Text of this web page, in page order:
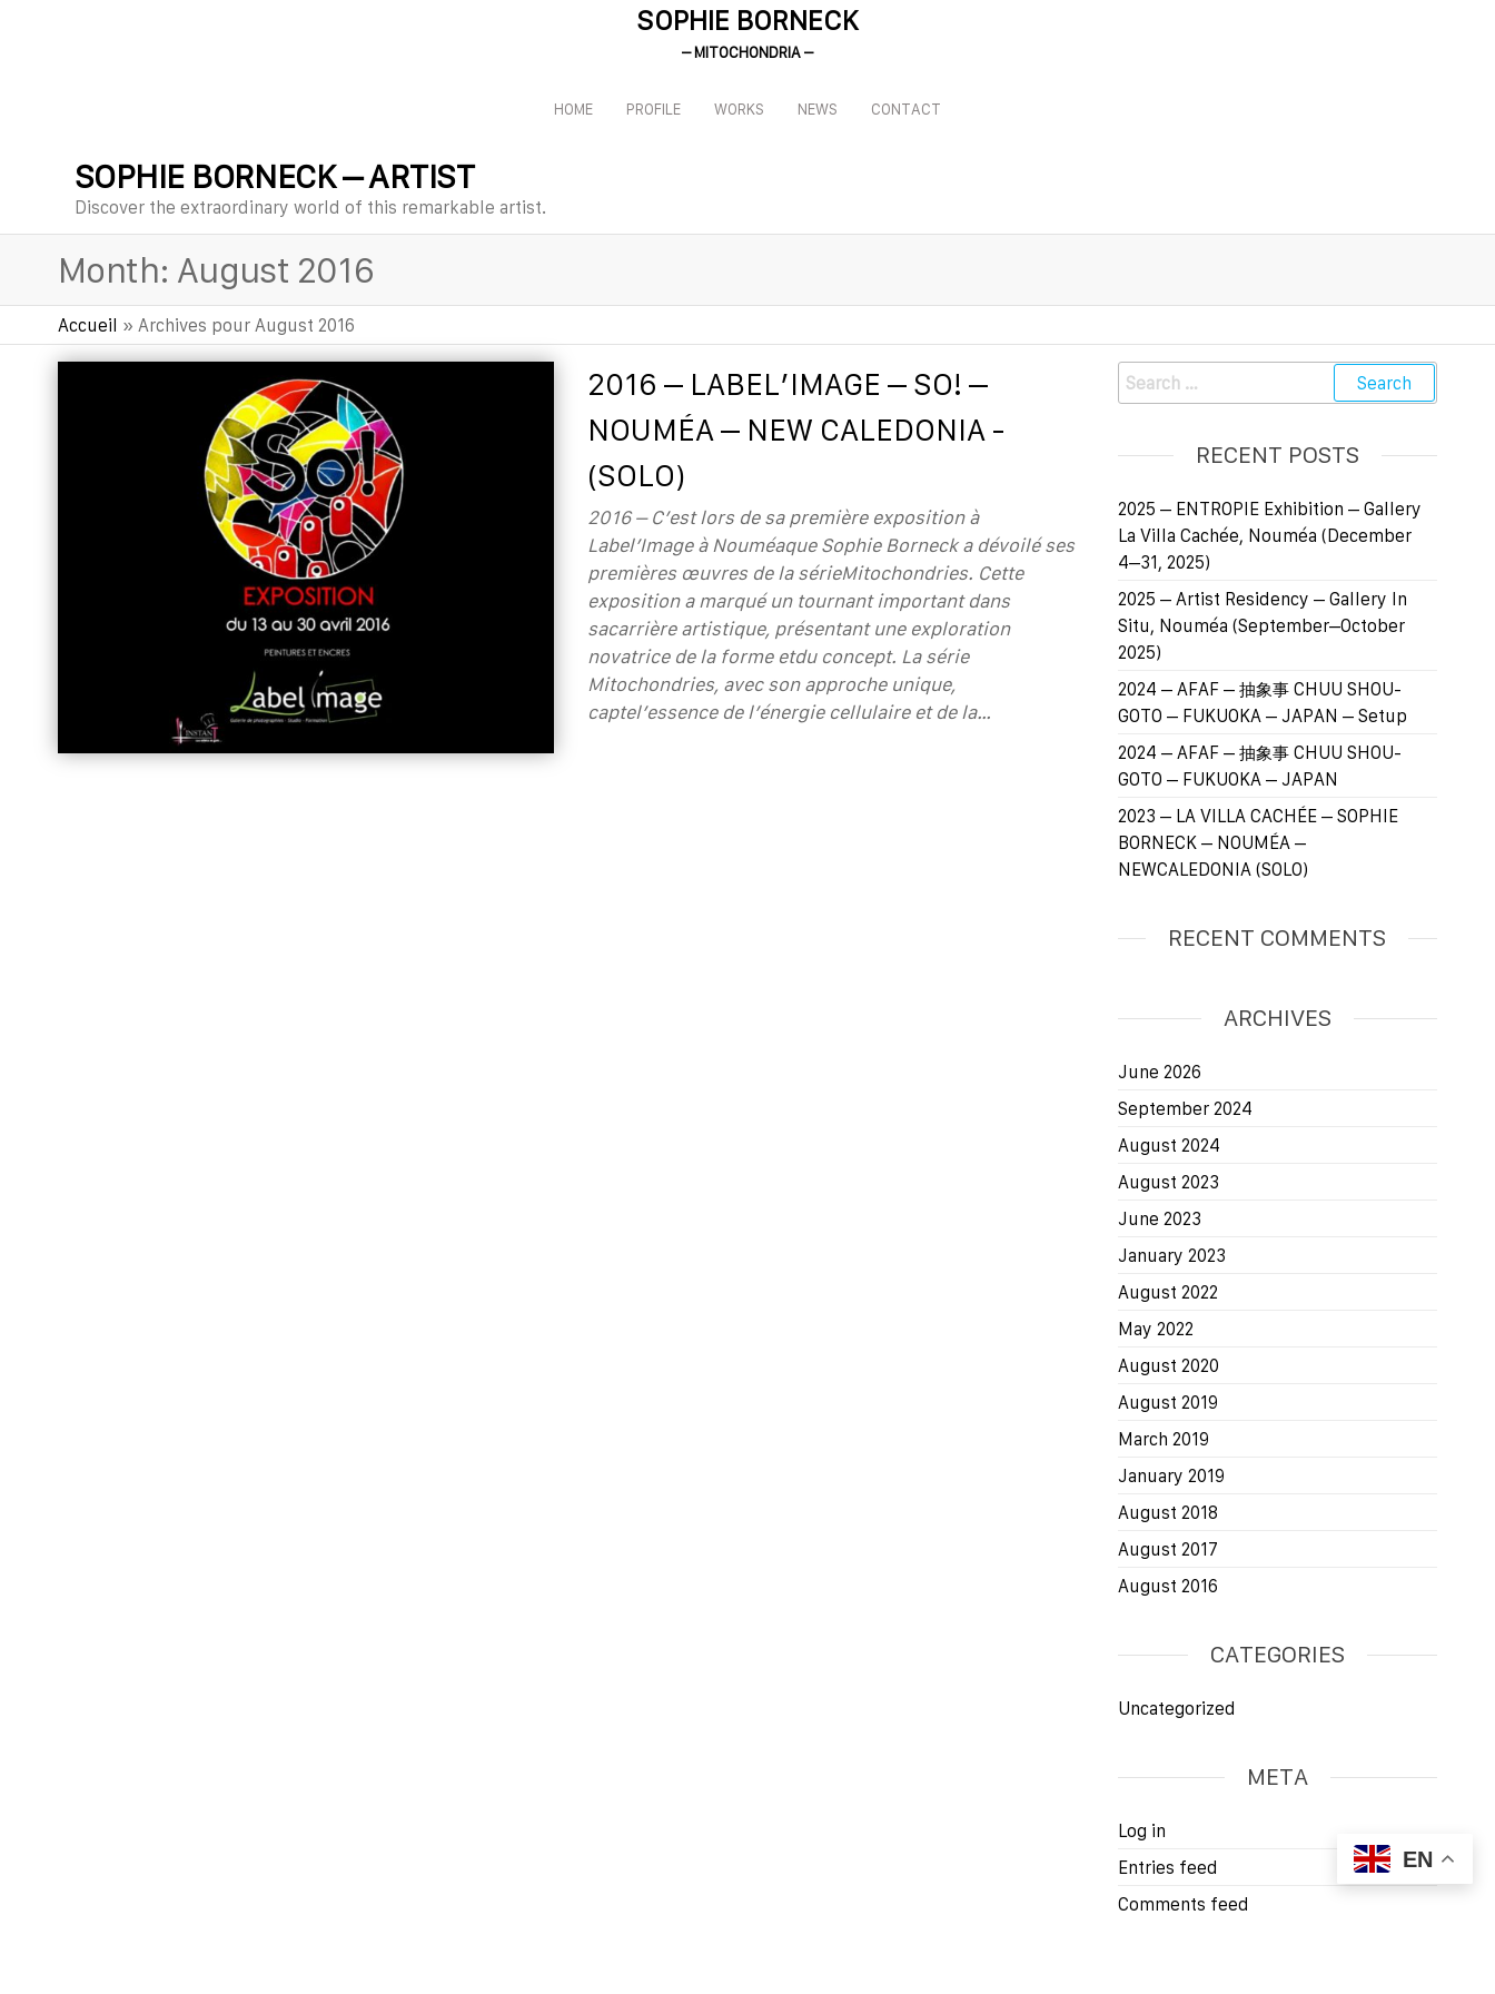
SOPHIE BORNECK
– MITOCHONDRIA –
HOME PROFILE WORKS NEWS CONTACT
SOPHIE BORNECK – ARTIST
Discover the extraordinary world of this remarkable artist.
Month: August 2016
Accueil » Archives pour August 2016
2016 – LABEL’IMAGE – SO! –
NOUMÉA – NEW CALEDONIA -
(SOLO)
2016 – C’est lors de sa première exposition à
Label’Image à Nouméaque Sophie Borneck a dévoilé ses
premières œuvres de la sérieMitochondries. Cette
exposition a marqué un tournant important dans
sacarrière artistique, présentant une exploration
novatrice de la forme etdu concept. La série
Mitochondries, avec son approche unique,
captel’essence de l’énergie cellulaire et de la…
RECENT POSTS
2025 – ENTROPIE Exhibition – Gallery
La Villa Cachée, Nouméa (December
4–31, 2025)
2025 – Artist Residency – Gallery In
Situ, Nouméa (September–October
2025)
2024 – AFAF – 抽象事 CHUU SHOU-
GOTO – FUKUOKA – JAPAN – Setup
2024 – AFAF – 抽象事 CHUU SHOU-
GOTO – FUKUOKA – JAPAN
2023 – LA VILLA CACHÉE – SOPHIE
BORNECK – NOUMÉA –
NEWCALEDONIA (SOLO)
RECENT COMMENTS
ARCHIVES
June 2026
September 2024
August 2024
August 2023
June 2023
January 2023
August 2022
May 2022
August 2020
August 2019
March 2019
January 2019
August 2018
August 2017
August 2016
CATEGORIES
Uncategorized
META
Log in
Entries feed
Comments feed
EN